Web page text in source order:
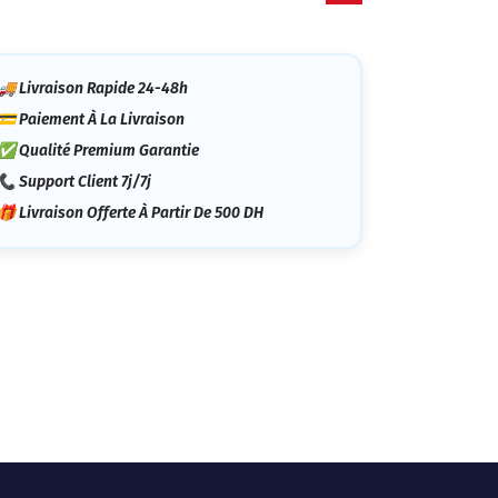
Livraison Rapide 24-48h
Paiement À La Livraison
Qualité Premium Garantie
Support Client 7j/7j
Livraison Offerte À Partir De 500 DH